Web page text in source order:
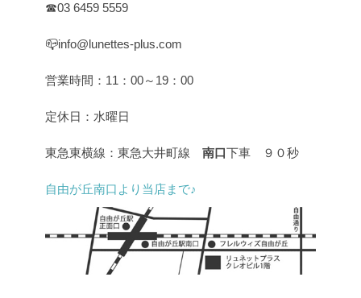
☎03 6459 5559
📪info@lunettes-plus.com
営業時間：11：00～19：00
定休日：水曜日
東急東横線：東急大井町線 南口下車 ９０秒
自由が丘南口より当店まで♪